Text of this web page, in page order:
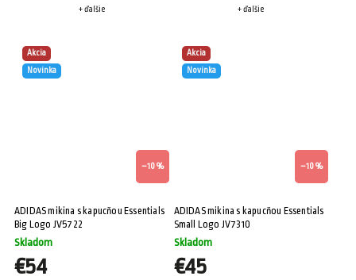
+ ďalšie + ďalšie
Akcia
Novinka
–10 %
ADIDAS mikina s kapucňou Essentials
Big Logo JV5722
Skladom
€54
Akcia
Novinka
–10 %
ADIDAS mikina s kapucňou Essentials
Small Logo JV7310
Skladom
€45